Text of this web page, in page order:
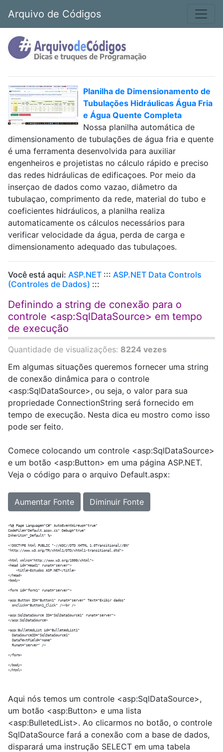
Arquivo de Códigos
Planilha de Dimensionamento de
Tubulações Hidráulicas Água Fria
e Água Quente Completa
Nossa planilha automática de
dimensionamento de tubulações de água fria e quente
é uma ferramenta desenvolvida para auxiliar
engenheiros e projetistas no cálculo rápido e preciso
das redes hidráulicas de edificaçoes. Por meio da
inserçao de dados como vazao, diâmetro da
tubulaçao, comprimento da rede, material do tubo e
coeficientes hidráulicos, a planilha realiza
automaticamente os cálculos necessários para
verificar velocidade da água, perda de carga e
dimensionamento adequado das tubulaçoes.
Você está aqui: ASP.NET ::: ASP.NET Data Controls
(Controles de Dados) :::
Definindo a string de conexão para o
controle <asp:SqlDataSource> em tempo
de execução
Quantidade de visualizações: 8224 vezes
Em algumas situações queremos fornecer uma string
de conexão dinâmica para o controle
<asp:SqlDataSource>, ou seja, o valor para sua
propriedade ConnectionString será fornecido em
tempo de execução. Nesta dica eu mostro como isso
pode ser feito.
Comece colocando um controle <asp:SqlDataSource>
e um botão <asp:Button> em uma página ASP.NET.
Veja o código para o arquivo Default.aspx:
Aumentar Fonte Diminuir Fonte
<%@ Page Language="C#" AutoEventWireup="true"
CodeFile="Default.aspx.cs" Debug="true"
Inherits="_Default" %>
<!DOCTYPE html PUBLIC "-//W3C//DTD XHTML 1.0Transitional//EN"
"http://www.w3.org/TR/xhtml1/DTD/xhtml1-transitional.dtd">
<html xmlns="http://www.w3.org/1999/xhtml">
<head id="Head1" runat="server">
    <title>Estudos ASP.NET</title>
</head>
<body>
<form id="form1" runat="server">
<asp:Button ID="Button1" runat="server" Text="Exibir dados"
  onclick="Button1_Click" /><br />
<asp:SqlDataSource ID="SqlDataSource1" runat="server">
</asp:SqlDataSource>
<asp:BulletedList id="BulletedList1"
  DataSourceID="SqlDataSource1"
  DataTextField="nome"
  Runat="server" />
</form>
</body>
Aqui nós temos um controle <asp:SqlDataSource>,
um botão <asp:Button> e uma lista
<asp:BulletedList>. Ao clicarmos no botão, o controle
SqlDataSource fará a conexão com a base de dados,
disparará uma instrução SELECT em uma tabela